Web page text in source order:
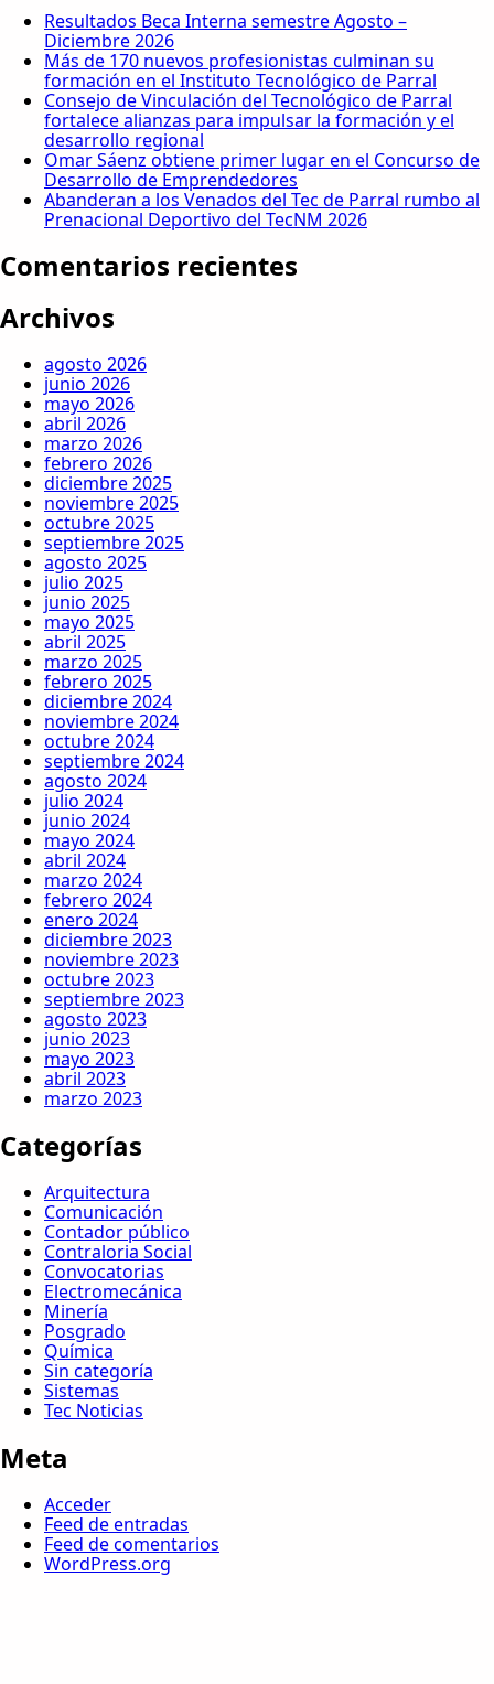
Resultados Beca Interna semestre Agosto –
Diciembre 2026
Más de 170 nuevos profesionistas culminan su
formación en el Instituto Tecnológico de Parral
Consejo de Vinculación del Tecnológico de Parral
fortalece alianzas para impulsar la formación y el
desarrollo regional
Omar Sáenz obtiene primer lugar en el Concurso de
Desarrollo de Emprendedores
Abanderan a los Venados del Tec de Parral rumbo al
Prenacional Deportivo del TecNM 2026
Comentarios recientes
Archivos
agosto 2026
junio 2026
mayo 2026
abril 2026
marzo 2026
febrero 2026
diciembre 2025
noviembre 2025
octubre 2025
septiembre 2025
agosto 2025
julio 2025
junio 2025
mayo 2025
abril 2025
marzo 2025
febrero 2025
diciembre 2024
noviembre 2024
octubre 2024
septiembre 2024
agosto 2024
julio 2024
junio 2024
mayo 2024
abril 2024
marzo 2024
febrero 2024
enero 2024
diciembre 2023
noviembre 2023
octubre 2023
septiembre 2023
agosto 2023
junio 2023
mayo 2023
abril 2023
marzo 2023
Categorías
Arquitectura
Comunicación
Contador público
Contraloria Social
Convocatorias
Electromecánica
Minería
Posgrado
Química
Sin categoría
Sistemas
Tec Noticias
Meta
Acceder
Feed de entradas
Feed de comentarios
WordPress.org